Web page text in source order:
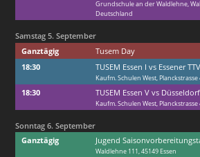
Grundschule an der Waldlehne,
Deutschland
Samstag 5. September
Ganztägig
Tusem Day
18:30
TUSEM Essen I vs Essener
Kaufm. Schulen West,
18:30 TUSEM Essen V vs
Kaufm. Schulen West,
Sonntag 6. September
Ganztägig
Jugend
Waldlehne 111, 45149 Essen